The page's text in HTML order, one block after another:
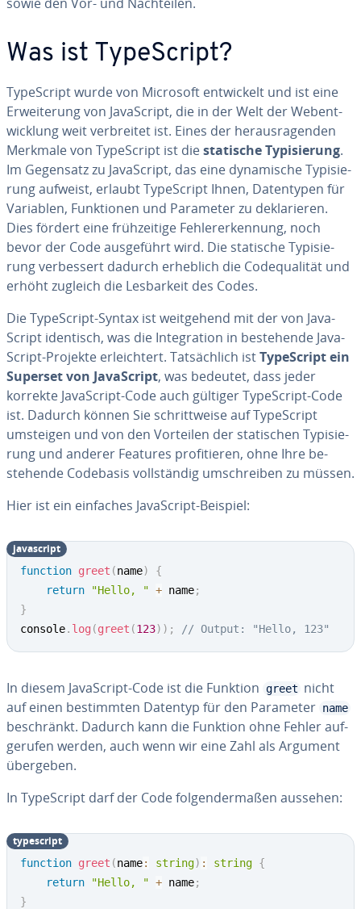
Was ist Ty­pe­Script?
Ty­pe­Script wurde von Microsoft ent­wi­ckelt und ist eine
Er­wei­te­rung von Ja­va­Script, die in der Welt der Web­ent­
wick­lung weit ver­brei­tet ist. Eines der her­aus­ra­gen­den
Merkmale von Ty­pe­Script ist diestatische Ty­pi­sie­rung.
Im Gegensatz zu Ja­va­Script, das eine dy­na­mi­sche Ty­pi­sie­
rung aufweist, erlaubt Ty­pe­Script Ihnen, Da­ten­ty­pen für
Variablen, Funk­tio­nen und Parameter zu de­kla­rie­ren.
Dies fördert eine früh­zei­ti­ge Feh­ler­er­ken­nung, noch
bevor der Code aus­ge­führt wird. Die statische Ty­pi­sie­
rung ver­bes­sert dadurch erheblich die Code­qua­li­tät und
erhöht zugleich die Les­bar­keit des Codes.
Die Ty­pe­Script-Syntax ist weit­ge­hend mit der von Ja­va­
Script identisch, was die In­te­gra­ti­on in be­stehen­de Ja­va­
Script-Projekte er­leich­tert. Tat­säch­lich istTy­pe­Script ein
Superset von Ja­va­Script, was bedeutet, dass jeder
korrekte Ja­va­Script-Code auch gültiger Ty­pe­Script-Code
ist. Dadurch können Sie schritt­wei­se auf Ty­pe­Script
umsteigen und von den Vorteilen der sta­ti­schen Ty­pi­sie­
rung und anderer Features pro­fi­tie­ren, ohne Ihre be­
stehen­de Codebasis voll­stän­dig um­schrei­ben zu müssen.
Hier ist ein einfaches Ja­va­Script-Beispiel:
function greet (name)
{
return
"Hello, " + name;
}
console. log (greet (123) ) ; // Output: "Hello, 123"
ja­va­script
In diesem Ja­va­Script-Code ist die Funktion greet nicht
auf einen be­stimm­ten Datentyp für den Parameter name
be­schränkt. Dadurch kann die Funktion ohne Fehler auf­
ge­ru­fen werden, auch wenn wir eine Zahl als Argument
übergeben.
In Ty­pe­Script darf der Code fol­gen­der­ma­ßen aussehen:
function greet (name: string) : string {
return
"Hello, " + name;
}
ty­pe­script